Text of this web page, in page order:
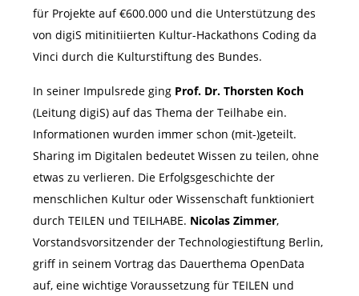
für Projekte auf €600.000 und die Unterstützung des
von digiS mitinitiierten Kultur-Hackathons Coding da
Vinci durch die Kulturstiftung des Bundes.
In seiner Impulsrede ging Prof. Dr. Thorsten Koch
(Leitung digiS) auf das Thema der Teilhabe ein.
Informationen wurden immer schon (mit-)geteilt.
Sharing im Digitalen bedeutet Wissen zu teilen, ohne
etwas zu verlieren. Die Erfolgsgeschichte der
menschlichen Kultur oder Wissenschaft funktioniert
durch TEILEN und TEILHABE. Nicolas Zimmer,
Vorstandsvorsitzender der Technologiestiftung Berlin,
griff in seinem Vortrag das Dauerthema OpenData
auf, eine wichtige Voraussetzung für TEILEN und